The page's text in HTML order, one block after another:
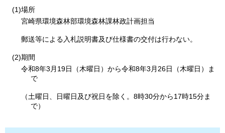
(1)場所
宮崎県環境森林部環境森林課林政計画担当
郵送等による入札説明書及び仕様書の交付は行わない。
(2)期間
令和8年3月19日（木曜日）から令和8年3月26日（木曜日）ま
で
（土曜日、日曜日及び祝日を除く。8時30分から17時15分ま
で）